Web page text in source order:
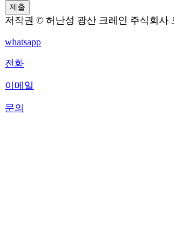
제출
저작권 © 허난성 광산 크레인 주식회사
whatsapp
전화
이메일
문의